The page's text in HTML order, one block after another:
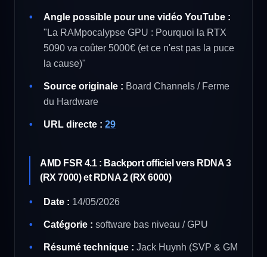
Angle possible pour une vidéo YouTube :
"La RAMpocalypse GPU : Pourquoi la RTX
5090 va coûter 5000€ (et ce n'est pas la puce
la cause)"
Source originale : Board Channels / Ferme
du Hardware
URL directe : 29
AMD FSR 4.1 : Backport officiel vers RDNA 3
(RX 7000) et RDNA 2 (RX 6000)
Date : 14/05/2026
Catégorie : software bas niveau / GPU
Résumé technique : Jack Huynh (SVP & GM